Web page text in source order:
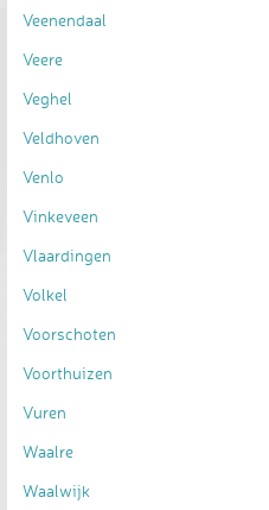
Veenendaal
Veere
Veghel
Veldhoven
Venlo
Vinkeveen
Vlaardingen
Volkel
Voorschoten
Voorthuizen
Vuren
Waalre
Waalwijk